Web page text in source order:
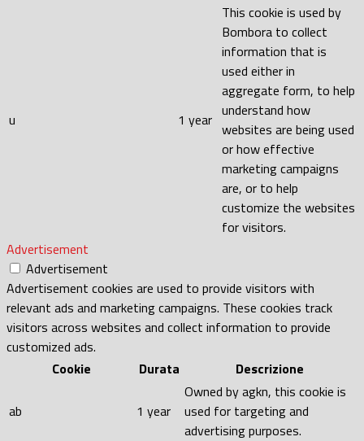
u 1 year
This cookie is used by
Bombora to collect
information that is
used either in
aggregate form, to help
understand how
websites are being used
or how effective
marketing campaigns
are, or to help
customize the websites
for visitors.
Advertisement
Advertisement
Advertisement cookies are used to provide visitors with
relevant ads and marketing campaigns. These cookies track
visitors across websites and collect information to provide
customized ads.
Cookie
Durata Descrizione
ab 1 year
Owned by agkn, this cookie is
used for targeting and
advertising purposes.